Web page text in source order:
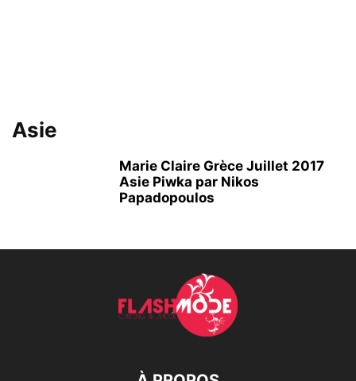
Asie
Marie Claire Grèce Juillet 2017
Asie Piwka par Nikos
Papadopoulos